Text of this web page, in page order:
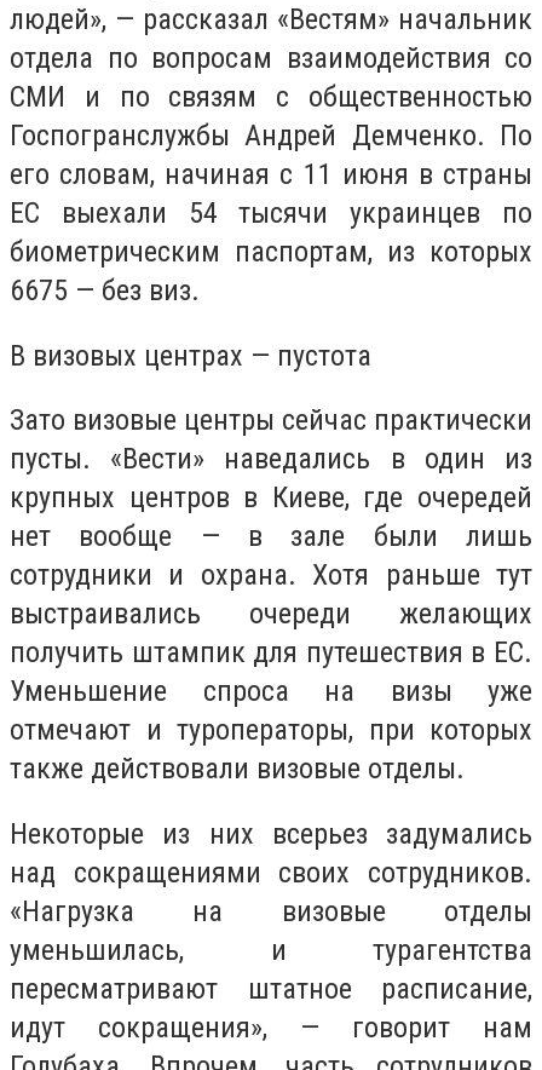
людей», — рассказал «Вестям» начальник
отдела по вопросам взаимодействия со
СМИ и по связям с общественностью
Госпогранслужбы Андрей Демченко. По
его словам, начиная с 11 июня в страны
ЕС выехали 54 тысячи украинцев по
биометрическим паспортам, из которых
6675 — без виз.
В визовых центрах — пустота
Зато визовые центры сейчас практически
пусты. «Вести» наведались в один из
крупных центров в Киеве, где очередей
нет вообще — в зале были лишь
сотрудники и охрана. Хотя раньше тут
выстраивались очереди желающих
получить штампик для путешествия в ЕС.
Уменьшение спроса на визы уже
отмечают и туроператоры, при которых
также действовали визовые отделы.
Некоторые из них всерьез задумались
над сокращениями своих сотрудников.
«Нагрузка на визовые отделы
уменьшилась, и турагентства
пересматривают штатное расписание,
идут сокращения», — говорит нам